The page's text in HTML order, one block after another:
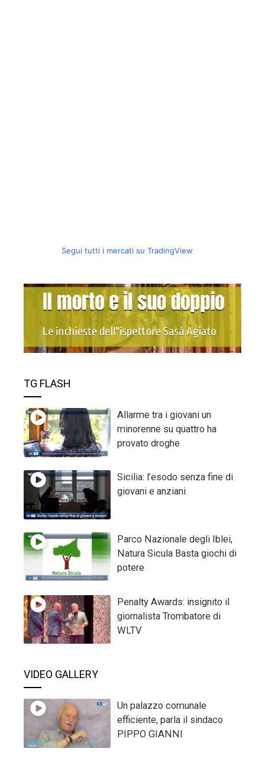
Segui tutti i mercati su TradingView
TG FLASH
Allarme tra i giovani un
minorenne su quattro ha
provato droghe
Sicilia: l’esodo senza fine di
giovani e anziani
Parco Nazionale degli Iblei,
Natura Sicula Basta giochi di
potere
Penalty Awards: insignito il
giornalista Trombatore di
WLTV
VIDEO GALLERY
Un palazzo comunale
efficiente, parla il sindaco
PIPPO GIANNI